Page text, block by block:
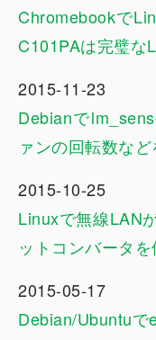
Chromebookで
C101PAは完璧な
2015-11-23
Debianで
ァンの回転数な
2015-10-25
Linuxで無線LAN
ットコンバータ
2015-05-17
Debian/Ubuntuで